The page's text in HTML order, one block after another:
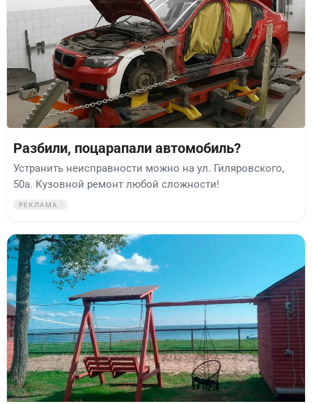
Разбили, поцарапали автомобиль?
Устранить неисправности можно на ул. Гиляровского,
50а. Кузовной ремонт любой сложности!
РЕКЛАМА